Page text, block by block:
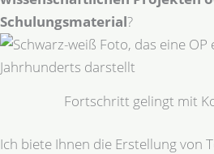
Schulungsmaterial?
Fortschritt gelingt mit
Ich biete Ihnen die Erstellung von